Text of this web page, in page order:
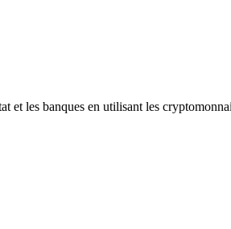
et les banques en utilisant les